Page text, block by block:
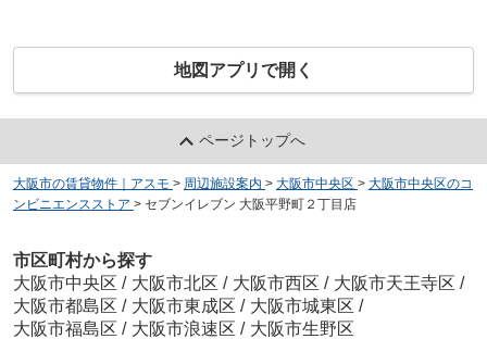
地図アプリで開く
ページトップへ
大阪市の賃貸物件｜アスモ > 周辺施設案内 > 大阪市中央区 > 大阪市中央区のコ
ンビニエンスストア > セブンイレブン 大阪平野町２丁目店
市区町村から探す
大阪市中央区 / 大阪市北区 / 大阪市西区 / 大阪市天王寺区 /
大阪市都島区 / 大阪市東成区 / 大阪市城東区 /
大阪市福島区 / 大阪市浪速区 / 大阪市生野区